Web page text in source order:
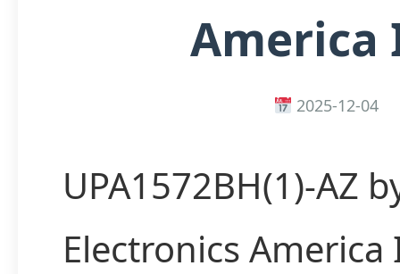
America
2025-12-04
UPA1572BH(1)-AZ
Electronics